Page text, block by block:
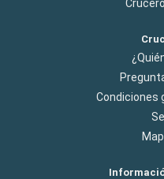
Condiciones